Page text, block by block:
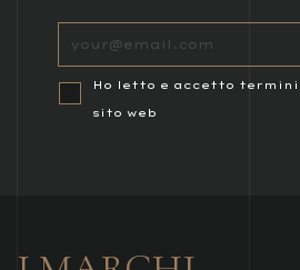
Ho letto e accetto termini
sito web